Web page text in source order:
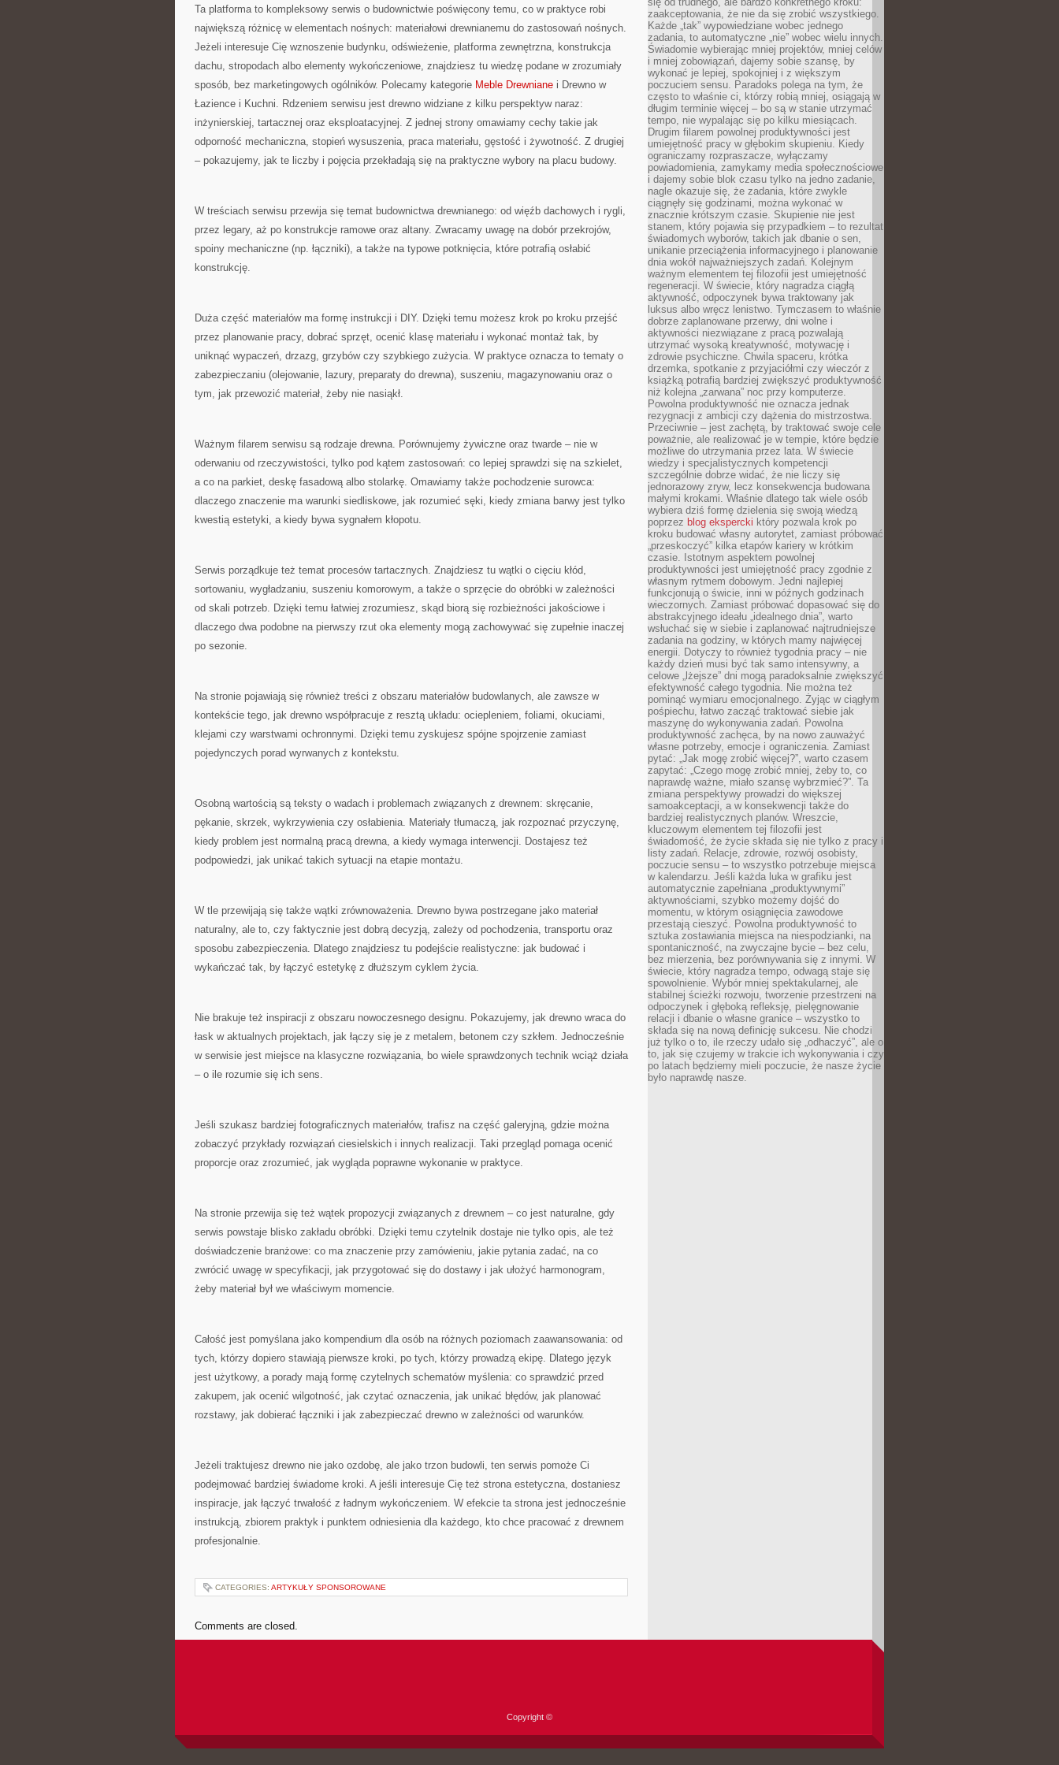
Ta platforma to kompleksowy serwis o budownictwie poświęcony temu, co w praktyce robi
największą różnicę w elementach nośnych: materiałowi drewnianemu do zastosowań nośnych.
Jeżeli interesuje Cię wznoszenie budynku, odświeżenie, platforma zewnętrzna, konstrukcja
dachu, stropodach albo elementy wykończeniowe, znajdziesz tu wiedzę podane w zrozumiały
sposób, bez marketingowych ogólników. Polecamy kategorie Meble Drewniane i Drewno w
Łazience i Kuchni. Rdzeniem serwisu jest drewno widziane z kilku perspektyw naraz:
inżynierskiej, tartacznej oraz eksploatacyjnej. Z jednej strony omawiamy cechy takie jak
odporność mechaniczna, stopień wysuszenia, praca materiału, gęstość i żywotność. Z drugiej
– pokazujemy, jak te liczby i pojęcia przekładają się na praktyczne wybory na placu budowy.
W treściach serwisu przewija się temat budownictwa drewnianego: od więźb dachowych i rygli,
przez legary, aż po konstrukcje ramowe oraz altany. Zwracamy uwagę na dobór przekrojów,
spoiny mechaniczne (np. łączniki), a także na typowe potknięcia, które potrafią osłabić
konstrukcję.
Duża część materiałów ma formę instrukcji i DIY. Dzięki temu możesz krok po kroku przejść
przez planowanie pracy, dobrać sprzęt, ocenić klasę materiału i wykonać montaż tak, by
uniknąć wypaczeń, drzazg, grzybów czy szybkiego zużycia. W praktyce oznacza to tematy o
zabezpieczaniu (olejowanie, lazury, preparaty do drewna), suszeniu, magazynowaniu oraz o
tym, jak przewozić materiał, żeby nie nasiąkł.
Ważnym filarem serwisu są rodzaje drewna. Porównujemy żywiczne oraz twarde – nie w
oderwaniu od rzeczywistości, tylko pod kątem zastosowań: co lepiej sprawdzi się na szkielet,
a co na parkiet, deskę fasadową albo stolarkę. Omawiamy także pochodzenie surowca:
dlaczego znaczenie ma warunki siedliskowe, jak rozumieć sęki, kiedy zmiana barwy jest tylko
kwestią estetyki, a kiedy bywa sygnałem kłopotu.
Serwis porządkuje też temat procesów tartacznych. Znajdziesz tu wątki o cięciu kłód,
sortowaniu, wygładzaniu, suszeniu komorowym, a także o sprzęcie do obróbki w zależności
od skali potrzeb. Dzięki temu łatwiej zrozumiesz, skąd biorą się rozbieżności jakościowe i
dlaczego dwa podobne na pierwszy rzut oka elementy mogą zachowywać się zupełnie inaczej
po sezonie.
Na stronie pojawiają się również treści z obszaru materiałów budowlanych, ale zawsze w
kontekście tego, jak drewno współpracuje z resztą układu: ociepleniem, foliami, okuciami,
klejami czy warstwami ochronnymi. Dzięki temu zyskujesz spójne spojrzenie zamiast
pojedynczych porad wyrwanych z kontekstu.
Osobną wartością są teksty o wadach i problemach związanych z drewnem: skręcanie,
pękanie, skrzek, wykrzywienia czy osłabienia. Materiały tłumaczą, jak rozpoznać przyczynę,
kiedy problem jest normalną pracą drewna, a kiedy wymaga interwencji. Dostajesz też
podpowiedzi, jak unikać takich sytuacji na etapie montażu.
W tle przewijają się także wątki zrównoważenia. Drewno bywa postrzegane jako materiał
naturalny, ale to, czy faktycznie jest dobrą decyzją, zależy od pochodzenia, transportu oraz
sposobu zabezpieczenia. Dlatego znajdziesz tu podejście realistyczne: jak budować i
wykańczać tak, by łączyć estetykę z dłuższym cyklem życia.
Nie brakuje też inspiracji z obszaru nowoczesnego designu. Pokazujemy, jak drewno wraca do
łask w aktualnych projektach, jak łączy się je z metalem, betonem czy szkłem. Jednocześnie
w serwisie jest miejsce na klasyczne rozwiązania, bo wiele sprawdzonych technik wciąż działa
– o ile rozumie się ich sens.
Jeśli szukasz bardziej fotograficznych materiałów, trafisz na część galeryjną, gdzie można
zobaczyć przykłady rozwiązań ciesielskich i innych realizacji. Taki przegląd pomaga ocenić
proporcje oraz zrozumieć, jak wygląda poprawne wykonanie w praktyce.
Na stronie przewija się też wątek propozycji związanych z drewnem – co jest naturalne, gdy
serwis powstaje blisko zakładu obróbki. Dzięki temu czytelnik dostaje nie tylko opis, ale też
doświadczenie branżowe: co ma znaczenie przy zamówieniu, jakie pytania zadać, na co
zwrócić uwagę w specyfikacji, jak przygotować się do dostawy i jak ułożyć harmonogram,
żeby materiał był we właściwym momencie.
Całość jest pomyślana jako kompendium dla osób na różnych poziomach zaawansowania: od
tych, którzy dopiero stawiają pierwsze kroki, po tych, którzy prowadzą ekipę. Dlatego język
jest użytkowy, a porady mają formę czytelnych schematów myślenia: co sprawdzić przed
zakupem, jak ocenić wilgotność, jak czytać oznaczenia, jak unikać błędów, jak planować
rozstawy, jak dobierać łączniki i jak zabezpieczać drewno w zależności od warunków.
Jeżeli traktujesz drewno nie jako ozdobę, ale jako trzon budowli, ten serwis pomoże Ci
podejmować bardziej świadome kroki. A jeśli interesuje Cię też strona estetyczna, dostaniesz
inspiracje, jak łączyć trwałość z ładnym wykończeniem. W efekcie ta strona jest jednocześnie
instrukcją, zbiorem praktyk i punktem odniesienia dla każdego, kto chce pracować z drewnem
profesjonalnie.
CATEGORIES: ARTYKUŁY SPONSOROWANE
Comments are closed.
zaakceptowania, że nie da się zrobić wszystkiego.
Każde „tak” wypowiedziane wobec jednego
zadania, to automatyczne „nie” wobec wielu innych.
Świadomie wybierając mniej projektów, mniej celów
i mniej zobowiązań, dajemy sobie szansę, by
wykonać je lepiej, spokojniej i z większym
poczuciem sensu. Paradoks polega na tym, że
często to właśnie ci, którzy robią mniej, osiągają w
długim terminie więcej – bo są w stanie utrzymać
tempo, nie wypalając się po kilku miesiącach.
Drugim filarem powolnej produktywności jest
umiejętność pracy w głębokim skupieniu. Kiedy
ograniczamy rozpraszacze, wyłączamy
powiadomienia, zamykamy media społecznościowe
i dajemy sobie blok czasu tylko na jedno zadanie,
nagle okazuje się, że zadania, które zwykle
ciągnęły się godzinami, można wykonać w
znacznie krótszym czasie. Skupienie nie jest
stanem, który pojawia się przypadkiem – to rezultat
świadomych wyborów, takich jak dbanie o sen,
unikanie przeciążenia informacyjnego i planowanie
dnia wokół najważniejszych zadań. Kolejnym
ważnym elementem tej filozofii jest umiejętność
regeneracji. W świecie, który nagradza ciągłą
aktywność, odpoczynek bywa traktowany jak
luksus albo wręcz lenistwo. Tymczasem to właśnie
dobrze zaplanowane przerwy, dni wolne i
aktywności niezwiązane z pracą pozwalają
utrzymać wysoką kreatywność, motywację i
zdrowie psychiczne. Chwila spaceru, krótka
drzemka, spotkanie z przyjaciółmi czy wieczór z
książką potrafią bardziej zwiększyć produktywność
niż kolejna „zarwana” noc przy komputerze.
Powolna produktywność nie oznacza jednak
rezygnacji z ambicji czy dążenia do mistrzostwa.
Przeciwnie – jest zachętą, by traktować swoje cele
poważnie, ale realizować je w tempie, które będzie
możliwe do utrzymania przez lata. W świecie
wiedzy i specjalistycznych kompetencji
szczególnie dobrze widać, że nie liczy się
jednorazowy zryw, lecz konsekwencja budowana
małymi krokami. Właśnie dlatego tak wiele osób
wybiera dziś formę dzielenia się swoją wiedzą
poprzez blog ekspercki który pozwala krok po
kroku budować własny autorytet, zamiast próbować
„przeskoczyć” kilka etapów kariery w krótkim
czasie. Istotnym aspektem powolnej
produktywności jest umiejętność pracy zgodnie z
własnym rytmem dobowym. Jedni najlepiej
funkcjonują o świcie, inni w późnych godzinach
wieczornych. Zamiast próbować dopasować się do
abstrakcyjnego ideału „idealnego dnia”, warto
wsłuchać się w siebie i zaplanować najtrudniejsze
zadania na godziny, w których mamy najwięcej
energii. Dotyczy to również tygodnia pracy – nie
każdy dzień musi być tak samo intensywny, a
celowe „lżejsze” dni mogą paradoksalnie zwiększyć
efektywność całego tygodnia. Nie można też
pominąć wymiaru emocjonalnego. Żyjąc w ciągłym
pośpiechu, łatwo zacząć traktować siebie jak
maszynę do wykonywania zadań. Powolna
produktywność zachęca, by na nowo zauważyć
własne potrzeby, emocje i ograniczenia. Zamiast
pytać: „Jak mogę zrobić więcej?”, warto czasem
zapytać: „Czego mogę zrobić mniej, żeby to, co
naprawdę ważne, miało szansę wybrzmieć?”. Ta
zmiana perspektywy prowadzi do większej
samoakceptacji, a w konsekwencji także do
bardziej realistycznych planów. Wreszcie,
kluczowym elementem tej filozofii jest
świadomość, że życie składa się nie tylko z pracy i
listy zadań. Relacje, zdrowie, rozwój osobisty,
poczucie sensu – to wszystko potrzebuje miejsca
w kalendarzu. Jeśli każda luka w grafiku jest
automatycznie zapełniana „produktywnymi”
aktywnościami, szybko możemy dojść do
momentu, w którym osiągnięcia zawodowe
przestają cieszyć. Powolna produktywność to
sztuka zostawiania miejsca na niespodzianki, na
spontaniczność, na zwyczajne bycie – bez celu,
bez mierzenia, bez porównywania się z innymi. W
świecie, który nagradza tempo, odwagą staje się
spowolnienie. Wybór mniej spektakularnej, ale
stabilnej ścieżki rozwoju, tworzenie przestrzeni na
odpoczynek i głęboką refleksję, pielęgnowanie
relacji i dbanie o własne granice – wszystko to
składa się na nową definicję sukcesu. Nie chodzi
już tylko o to, ile rzeczy udało się „odhaczyć”, ale o
to, jak się czujemy w trakcie ich wykonywania i czy
po latach będziemy mieli poczucie, że nasze życie
było naprawdę nasze.
Copyright ©